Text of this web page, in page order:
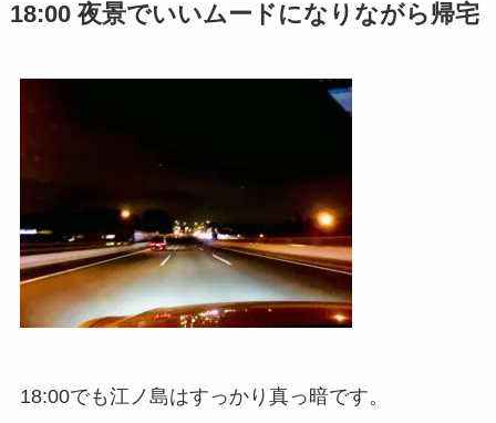
18:00 夜景でいいムードになりながら帰宅
18:00でも江ノ島はすっかり真っ暗です。